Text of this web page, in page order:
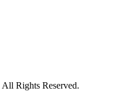
Rights Reserved.